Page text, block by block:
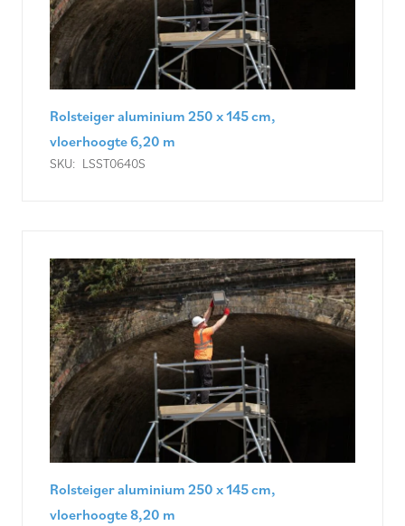
Rolsteiger aluminium 250 x 145 cm,
vloerhoogte 6,20 m
SKU: LSST0640S
Rolsteiger aluminium 250 x 145 cm,
vloerhoogte 8,20 m